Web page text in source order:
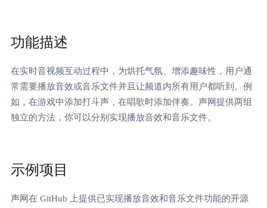
功能描述
在实时音视频互动过程中，为烘托气氛、增添趣味性，用户通
常需要播放音效或音乐文件并且让频道内所有用户都听到。例
如，在游戏中添加打斗声，在唱歌时添加伴奏。声网提供两组
独立的方法，你可以分别实现播放音效和音乐文件。
示例项目
声网在 GitHub 上提供已实现播放音效和音乐文件功能的开源